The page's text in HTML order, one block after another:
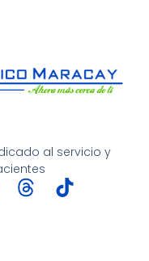
al servicio y
T
h
T
i